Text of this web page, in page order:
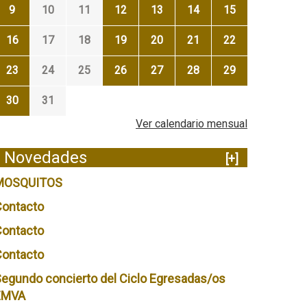
9 10 11 12 13 14 15
16 17 18 19 20 21 22
23 24 25 26 27 28 29
30
31
Ver calendario mensual
Novedades
[+]
concierto del Ciclo Egresadas/os